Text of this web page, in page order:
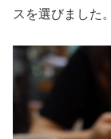
スを選びました。